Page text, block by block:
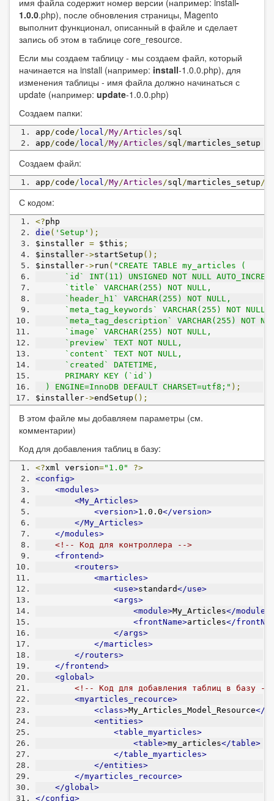
имя файла содержит номер версии (например: install-
1.0.0.php), после обновления страницы, Magento
выполнит функционал, описанный в файле и сделает
запись об этом в таблице core_resource.
Если мы создаем таблицу - мы создаем файл, который
начинается на install (например: install-1.0.0.php), для
изменения таблицы - имя файла должно начинаться с
update (например: update-1.0.0.php)
Создаем папки:
app/code/ local/My/Articles/sql
app/code/ local/My/Articles/sql/marticles_setup
Создаем файл:
app/code/ local/My/Articles/sql/marticles_setup/
С кодом:
<?php
die ( 'Setup' );
$installer = $this ;
$installer->startSetup ();
$installer->run ( "CREATE TABLE my_articles (
`id` INT(11) UNSIGNED NOT NULL
      `title` VARCHAR(255) NOT NULL,
      `header_h1` VARCHAR(255) NOT NULL,
      `meta_tag_keywords` VARCHAR(255) NOT NULL,
`meta_tag_description` VARCHAR(255) NOT
      `image` VARCHAR(255) NOT NULL,
      `preview` TEXT NOT NULL,
      `content` TEXT NOT NULL,
      `created` DATETIME,
      PRIMARY KEY (`id`)
  ) ENGINE=InnoDB DEFAULT CHARSET=utf8;"
);
$installer->endSetup ();
В этом файле мы добавляем параметры (см.
комментарии)
Код для добавления таблиц в базу:
<?xml version="1.0"
?>
<config>
<modules>
<My_Articles>
<version>1.0.0</version>
</My_Articles>
</modules>
<!-- Код для контроллера -->
<frontend>
<routers>
<marticles>
<use>standard</use>
<args>
<module>My_Articles</module>
<frontName>articles</
</args>
</marticles>
</routers>
</frontend>
<global>
<!-- Код для добавления таблиц в базу --
<myarticles_recource>
<class>My_Articles_Model_Resource</
<entities>
<table_myarticles>
<table>my_articles</table>
</table_myarticles>
</entities>
</myarticles_recource>
</global>
</config>